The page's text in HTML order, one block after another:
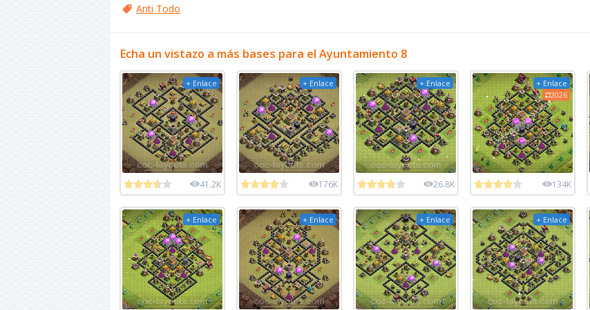
Anti Todo
Echa un vistazo a más bases para el Ayuntamiento 8
+ Enlace
41.2K
+ Enlace
176K
+ Enlace
26.8K
+ Enlace
2026
134K
+ Enlace + Enlace + Enlace + Enlace